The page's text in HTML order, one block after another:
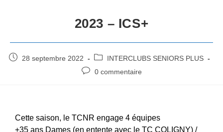
2023 – ICS+
28 septembre 2022
INTERCLUBS SENIORS PLUS
0 commentaire
Cette saison, le TCNR engage 4 équipes
+35 ans Dames (en entente avec le TC COLIGNY) /